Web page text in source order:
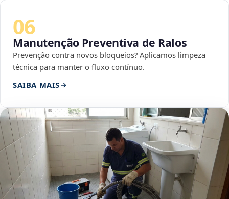
06
Manutenção Preventiva de Ralos
Prevenção contra novos bloqueios? Aplicamos limpeza
técnica para manter o fluxo contínuo.
SAIBA MAIS